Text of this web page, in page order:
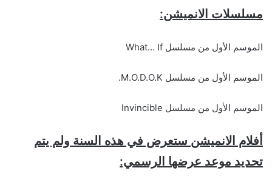
مسلسلات الانميشن:
الموسم الأول من مسلسل What… If
الموسم الأول من مسلسل M.O.D.O.K.
الموسم الأول من مسلسل Invincible
أفلام الانميشن ستعرض في هذه السنة ولم يتم
تحديد موعد عرضها الرسمي: